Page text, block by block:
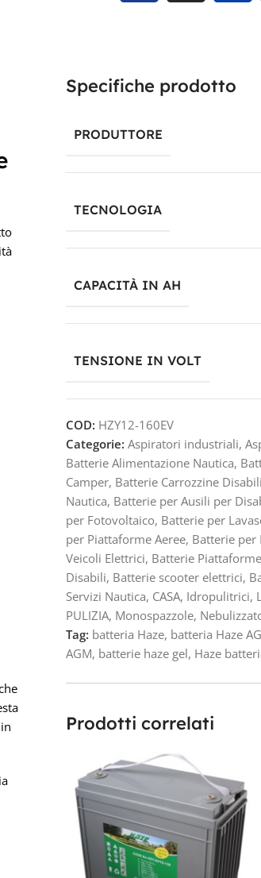
Specifiche prodotto
PRODUTTORE
TECNOLOGIA
CAPACITÀ IN AH
TENSIONE IN VOLT
COD: HZY12-160EV
Categorie: Aspiratori industriali,
Batterie Alimentazione Nautica,
Camper, Batterie Carrozzine Disabili
Nautica, Batterie per Ausili per
per Fotovoltaico, Batterie per
per Piattaforme Aeree, Batterie per
Veicoli Elettrici, Batterie
Disabili, Batterie scooter elettrici,
Servizi Nautica, CASA, Idropulitrici,
PULIZIA, Monospazzole,
Tag: batteria Haze, batteria Haze
AGM, batterie haze gel, Haze
Prodotti correlati